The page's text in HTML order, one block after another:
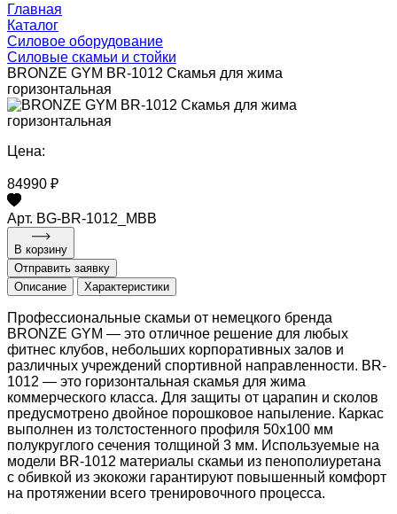
Главная
Каталог
Силовое оборудование
Силовые скамьи и стойки
BRONZE GYM BR-1012 Скамья для жима
горизонтальная
Цена:
84990 ₽
Арт. BG-BR-1012_MBB
В корзину
Отправить заявку
Описание
Характеристики
Профессиональные скамьи от немецкого бренда
BRONZE GYM — это отличное решение для любых
фитнес клубов, небольших корпоративных залов и
различных учреждений спортивной направленности. BR-
1012 — это горизонтальная скамья для жима
коммерческого класса. Для защиты от царапин и сколов
предусмотрено двойное порошковое напыление. Каркас
выполнен из толстостенного профиля 50х100 мм
полукруглого сечения толщиной 3 мм. Используемые на
модели BR-1012 материалы скамьи из пенополиуретана
с обивкой из экокожи гарантируют повышенный комфорт
на протяжении всего тренировочного процесса.